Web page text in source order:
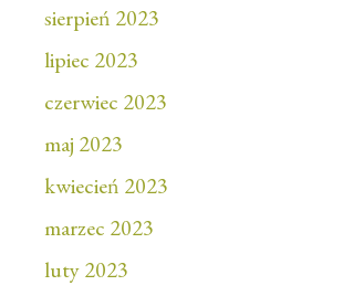
sierpień 2023
lipiec 2023
czerwiec 2023
maj 2023
kwiecień 2023
marzec 2023
luty 2023